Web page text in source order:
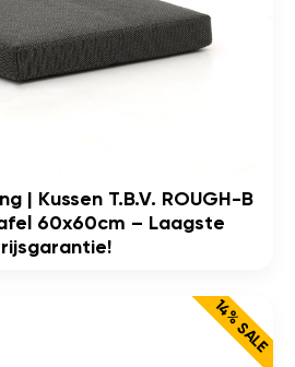
| Kussen T.b.v. ROUGH-B
60x60cm – Laagste
14% SALE